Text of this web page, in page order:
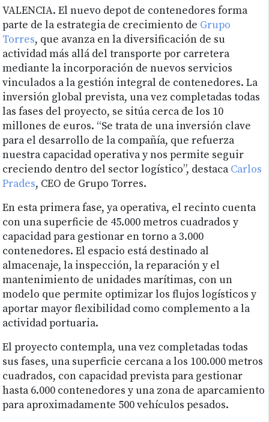
VALENCIA. El nuevo depot de contenedores forma
parte de la estrategia de crecimiento de Grupo
Torres, que avanza en la diversificación de su
actividad más allá del transporte por carretera
mediante la incorporación de nuevos servicios
vinculados a la gestión integral de contenedores. La
inversión global prevista, una vez completadas todas
las fases del proyecto, se sitúa cerca de los 10
millones de euros. “Se trata de una inversión clave
para el desarrollo de la compañía, que refuerza
nuestra capacidad operativa y nos permite seguir
creciendo dentro del sector logístico”, destaca Carlos
Prades, CEO de Grupo Torres.
En esta primera fase, ya operativa, el recinto cuenta
con una superficie de 45.000 metros cuadrados y
capacidad para gestionar en torno a 3.000
contenedores. El espacio está destinado al
almacenaje, la inspección, la reparación y el
mantenimiento de unidades marítimas, con un
modelo que permite optimizar los flujos logísticos y
aportar mayor flexibilidad como complemento a la
actividad portuaria.
El proyecto contempla, una vez completadas todas
sus fases, una superficie cercana a los 100.000 metros
cuadrados, con capacidad prevista para gestionar
hasta 6.000 contenedores y una zona de aparcamiento
para aproximadamente 500 vehículos pesados.